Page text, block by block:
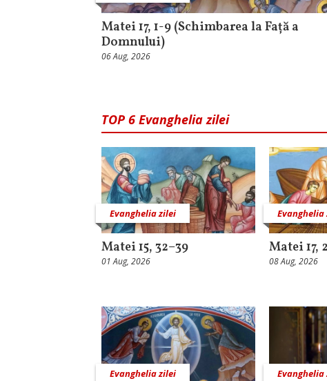
Matei 17, 1-9 (Schimbarea la Față a
Domnului)
06 Aug, 2026
TOP 6 Evanghelia zilei
Evanghelia zilei
Matei 15, 32–39
01 Aug, 2026
Evanghelia
Matei 17,
08 Aug, 2026
Evanghelia zilei Evanghelia